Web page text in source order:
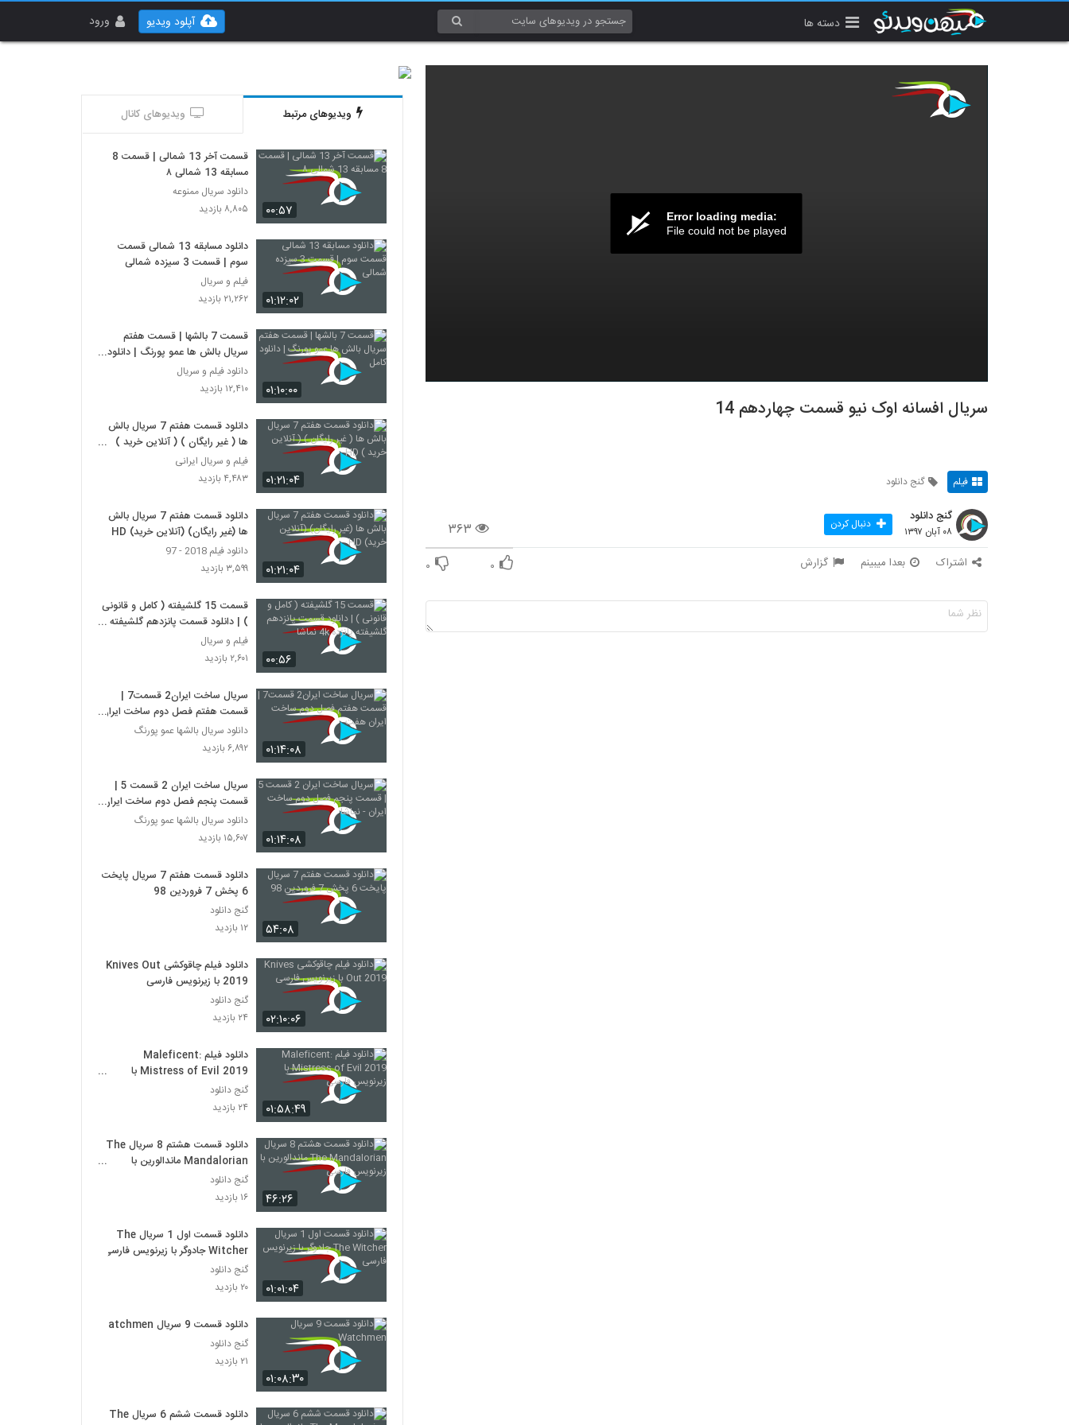
دسته ها ورود آپلود ویدیو
Error loading media:
File could not be played
سریال افسانه اوک نیو قسمت چهاردهم 14
فیلم گنج دانلود
۳۶۳
گنج دانلود
۰۸ آبان ۱۳۹۷ دنبال کردن
اشتراک بعدا میبینم گزارش ۰ ۰
ویدیوهای مرتبط ویدیوهای کانال
۰۰:۵۷
قسمت آخر 13 شمالی | قسمت 8
مسابقه 13 شمالی ۸
دانلود سریال ممنوعه
۸,۸۰۵ بازدید
۰۱:۱۲:۰۲
دانلود مسابقه 13 شمالی قسمت
سوم | قسمت 3 سیزده شمالی
فیلم و سریال
۲۱,۲۶۲ بازدید
۰۱:۱۰:۰۰
قسمت 7 بالشها | قسمت هفتم
سریال بالش ها عمو پورنگ | دانلود
کامل
دانلود فیلم و سریال
۱۲,۴۱۰ بازدید
۰۱:۲۱:۰۴
دانلود قسمت هفتم 7 سریال بالش
ها ( غیر رایگان ) ( آنلاین خرید )
HD
فیلم و سریال ایرانی
۴,۴۸۳ بازدید
۰۱:۲۱:۰۴
دانلود قسمت هفتم 7 سریال بالش
ها (غیر رایگان) (آنلاین خرید) HD
دانلود فیلم 2018 - 97
۳,۵۹۹ بازدید
۰۰:۵۶
قسمت 15 گلشیفته ( کامل و قانونی
) | دانلود قسمت پانزدهم گلشیفته
پانزده 4k نماشا
فیلم و سریال
۲,۶۰۱ بازدید
۰۱:۱۴:۰۸
سریال ساخت ایران2 قسمت7 |
قسمت هفتم فصل دوم ساخت ایران
هفت
دانلود سریال بالشها عمو پورنگ
۶,۸۹۲ بازدید
۰۱:۱۴:۰۸
سریال ساخت ایران 2 قسمت 5 |
قسمت پنجم فصل دوم ساخت ایران
- نماشا
دانلود سریال بالشها عمو پورنگ
۱۵,۶۰۷ بازدید
۵۴:۰۸
دانلود قسمت هفتم 7 سریال پایخت
6 پخش 7 فروردین 98
گنج دانلود
۱۲ بازدید
۰۲:۱۰:۰۶
دانلود فیلم چاقوکشی Knives Out
2019 با زیرنویس فارسی
گنج دانلود
۲۴ بازدید
۰۱:۵۸:۴۹
دانلود فیلم Maleficent:
Mistress of Evil 2019 با
زیرنویس فارسی
گنج دانلود
۲۴ بازدید
۴۶:۲۶
دانلود قسمت هشتم 8 سریال The
Mandalorian ماندالورین با
زیرنویس فارسی
گنج دانلود
۱۶ بازدید
۰۱:۰۱:۰۴
دانلود قسمت اول 1 سریال The
Witcher جادوگر با زیرنویس فارسی
گنج دانلود
۲۰ بازدید
۰۱:۰۸:۳۰
دانلود قسمت 9 سریال Watchmen
گنج دانلود
۲۱ بازدید
دانلود قسمت ششم 6 سریال The